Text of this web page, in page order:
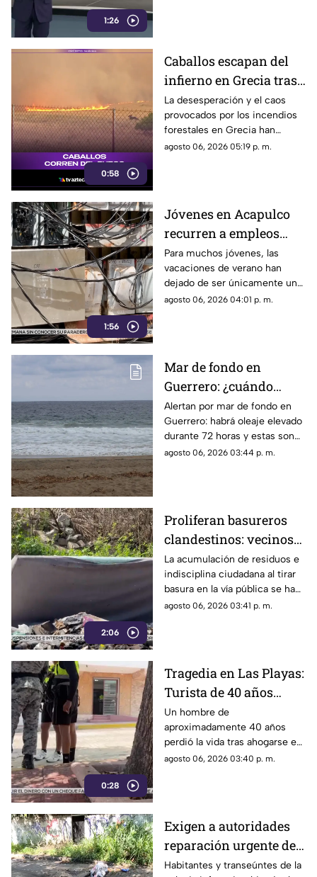
1:26
0:58
Caballos escapan del
infierno en Grecia tras
cuatro días de
incendios
descontrolados
La desesperación y el caos
provocados por los incendios
forestales en Grecia han
dejado imágenes
agosto 06, 2026 05:19 p. m.
1:56
Jóvenes en Acapulco
recurren a empleos
temporales ante el
próximo ciclo escolar
Para muchos jóvenes, las
vacaciones de verano han
dejado de ser únicamente un
periodo de descanso y
agosto 06, 2026 04:01 p. m.
Mar de fondo en
Guerrero: ¿cuándo
llegará y qué zonas de
Acapulco serán
afectadas?
Alertan por mar de fondo en
Guerrero: habrá oleaje elevado
durante 72 horas y estas son
las zonas de Acapulco con
agosto 06, 2026 03:44 p. m.
2:06
Proliferan basureros
clandestinos: vecinos
exigen conciencia y
sanciones más
estrictas
La acumulación de residuos e
indisciplina ciudadana al tirar
basura en la vía pública se ha
consolidado como un grave
agosto 06, 2026 03:41 p. m.
0:28
Tragedia en Las Playas:
Turista de 40 años
mu3r3 ahogado en la
alberca de un hotel en
Acapulco
Un hombre de
aproximadamente 40 años
perdió la vida tras ahogarse en
la alberca de un hotel del
agosto 06, 2026 03:40 p. m.
Exigen a autoridades
reparación urgente de
alcantarilla en la
Habitantes y transeúntes de la